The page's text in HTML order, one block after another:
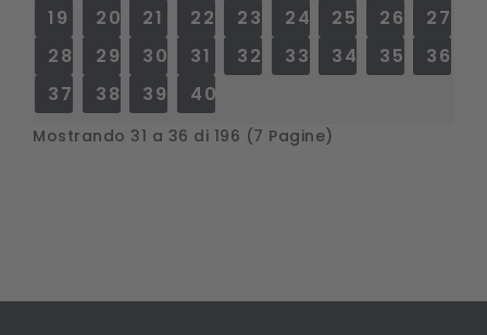
19
20 21 22 23 24 25 26
27
28
29 30 31 32 33 34 35
36
37
38 39 40
Mostrando 31 a 36 di 196 (7 Pagine)